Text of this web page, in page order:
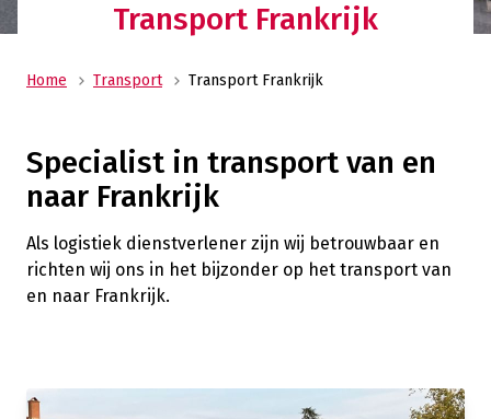
Transport Frankrijk
Home Transport Transport Frankrijk
Specialist in transport van en
naar Frankrijk
Als logistiek dienstverlener zijn wij betrouwbaar en
richten wij ons in het bijzonder op het transport van
en naar Frankrijk.